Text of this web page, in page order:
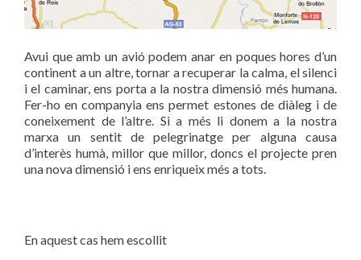
Avui que amb un avió podem anar en poques hores d’un
continent a un altre, tornar a recuperar la calma, el silenci
i el caminar, ens porta a la nostra dimensió més humana.
Fer-ho en companyia ens permet estones de diàleg i de
coneixement de l’altre. Si a més li donem a la nostra
marxa un sentit de pelegrinatge per alguna causa
d’interès humà, millor que millor, doncs el projecte pren
una nova dimensió i ens enriqueix més a tots.
En aquest cas hem escollit